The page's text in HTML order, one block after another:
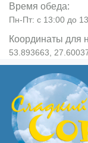
Время обеда:
Пн-Пт: с 13:00 до
Координаты для
53.893663,